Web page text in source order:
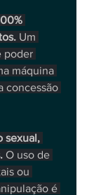
Um
poder
máquina
concessão
sexual,
O uso de
ou
é